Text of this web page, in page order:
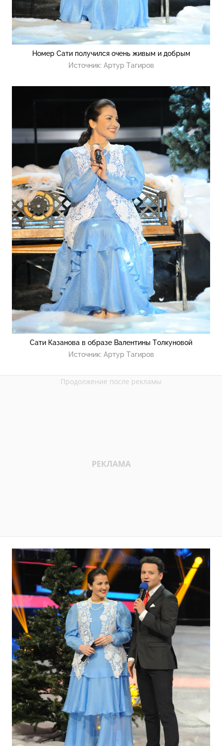
Номер Сати получился очень живым и добрым
Источник: Артур Тагиров
Сати Казанова в образе Валентины Толкуновой
Источник: Артур Тагиров